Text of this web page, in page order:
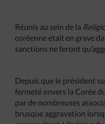
Réunis au sein de la
coréenne était en grave
sanctions ne feront
Depuis que le président
fermeté envers la Corée
par de nombreuses
brusque aggravation